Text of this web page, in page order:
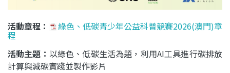
活動章程 ： 綠色、低碳青少年公益科普競賽2026(澳門)章
程
活動主題： 以綠色、低碳生活為題，利用AI工具進行碳排放
計算與減碳實踐並製作影片